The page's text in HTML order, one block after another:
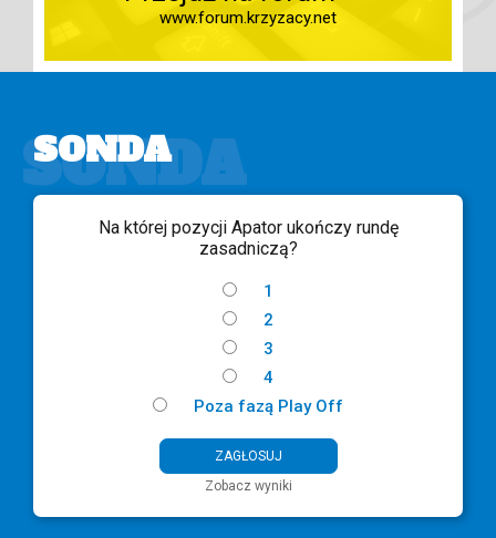
www.forum.krzyzacy.net
SONDA
SONDA
Na której pozycji Apator ukończy rundę
zasadniczą?
1
2
3
4
Poza fazą Play Off
Zobacz wyniki